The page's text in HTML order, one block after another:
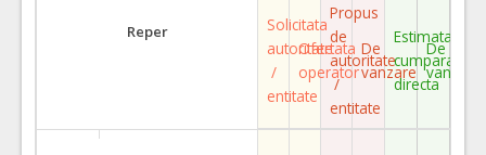
Reper
Solicitata
autoritate
/
entitate
Ofertata
operator
Propus
de
autoritate
/
entitate
De
vanzare
Estimata
cumparare
directa
De
vanzare